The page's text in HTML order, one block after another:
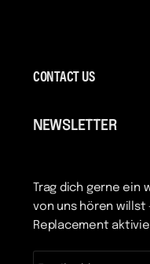
CONTACT US
NEWSLETTER
Trag dich gerne ein
von uns hören willst
Replacement